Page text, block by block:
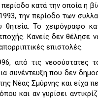
κατά την οποία η
την περίοδο των
Το χειρόγραφο
Κανείς δεν θέλησε
επιστολές.
από τις νεοσύστατες
συνέντευξη που δεν
Νέας Σμύρνης και είχα
και αν γυρίσει